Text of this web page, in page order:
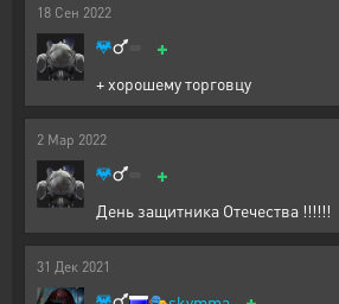
18 Сен 2022
+
+ хорошему торговцу
2 Мар 2022
+
День защитника Отечества !!!!!!
31 Дек 2021